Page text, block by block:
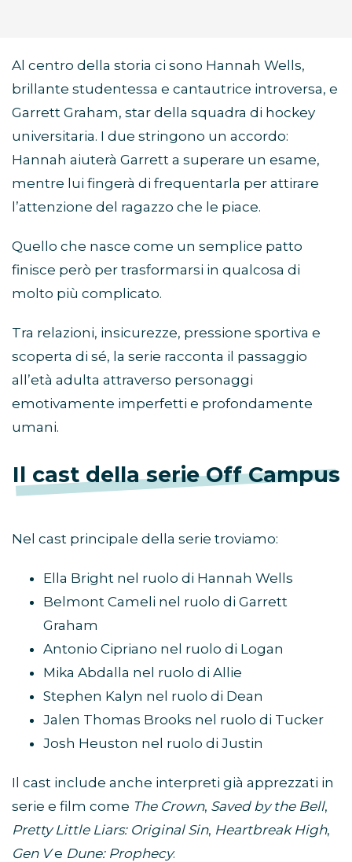
Al centro della storia ci sono Hannah Wells,
brillante studentessa e cantautrice introversa, e
Garrett Graham, star della squadra di hockey
universitaria. I due stringono un accordo:
Hannah aiuterà Garrett a superare un esame,
mentre lui fingerà di frequentarla per attirare
l’attenzione del ragazzo che le piace.
Quello che nasce come un semplice patto
finisce però per trasformarsi in qualcosa di
molto più complicato.
Tra relazioni, insicurezze, pressione sportiva e
scoperta di sé, la serie racconta il passaggio
all’età adulta attraverso personaggi
emotivamente imperfetti e profondamente
umani.
Il cast della serie Off Campus
Nel cast principale della serie troviamo:
Ella Bright nel ruolo di Hannah Wells
Belmont Cameli nel ruolo di Garrett
Graham
Antonio Cipriano nel ruolo di Logan
Mika Abdalla nel ruolo di Allie
Stephen Kalyn nel ruolo di Dean
Jalen Thomas Brooks nel ruolo di Tucker
Josh Heuston nel ruolo di Justin
Il cast include anche interpreti già apprezzati in
serie e film come The Crown, Saved by the Bell,
Pretty Little Liars: Original Sin, Heartbreak High,
Gen Ve Dune: Prophecy.